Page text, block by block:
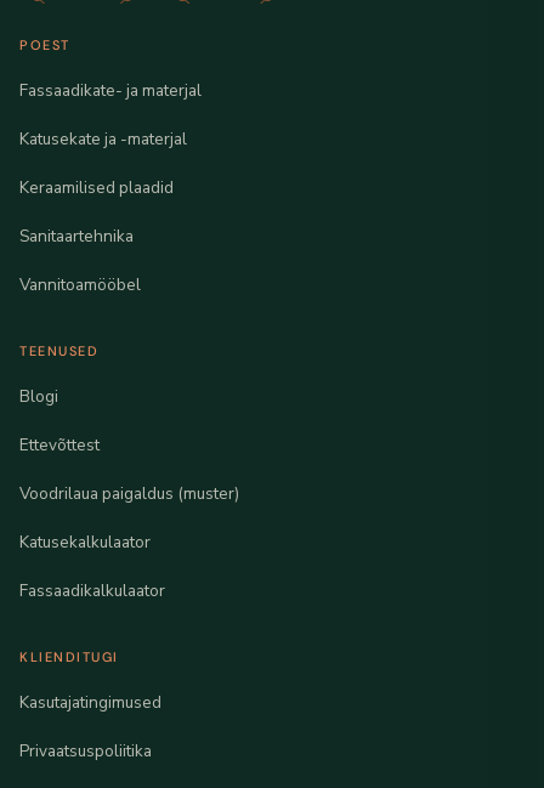
POEST
Fassaadikate- ja materjal
Katusekate ja -materjal
Keraamilised plaadid
Sanitaartehnika
Vannitoamööbel
TEENUSED
Blogi
Ettevõttest
Voodrilaua paigaldus (muster)
Katusekalkulaator
Fassaadikalkulaator
KLIENDITUGI
Kasutajatingimused
Privaatsuspoliitika